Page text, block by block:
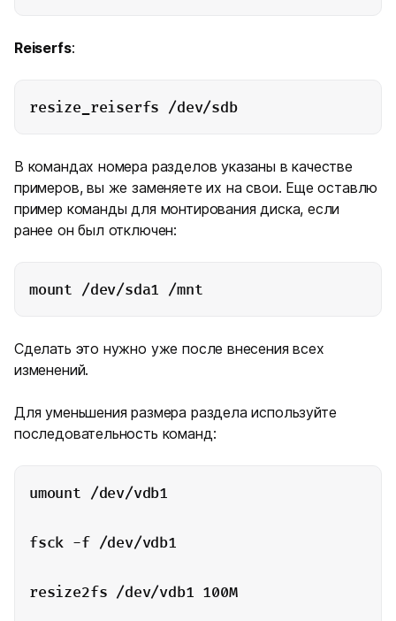
Reiserfs:
resize_reiserfs /dev/sdb
В командах номера разделов указаны в качестве
примеров, вы же заменяете их на свои. Еще оставлю
пример команды для монтирования диска, если
ранее он был отключен:
mount /dev/sda1 /mnt
Сделать это нужно уже после внесения всех
изменений.
Для уменьшения размера раздела используйте
последовательность команд:
umount /dev/vdb1
fsck -f /dev/vdb1
resize2fs /dev/vdb1 100M